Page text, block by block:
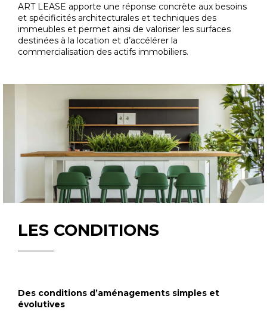
ART LEASE apporte une réponse concrète aux besoins
et spécificités architecturales et techniques des
immeubles et permet ainsi de valoriser les surfaces
destinées à la location et d’accélérer la
commercialisation des actifs immobiliers.
LES CONDITIONS
Des conditions d’aménagements simples et
évolutives